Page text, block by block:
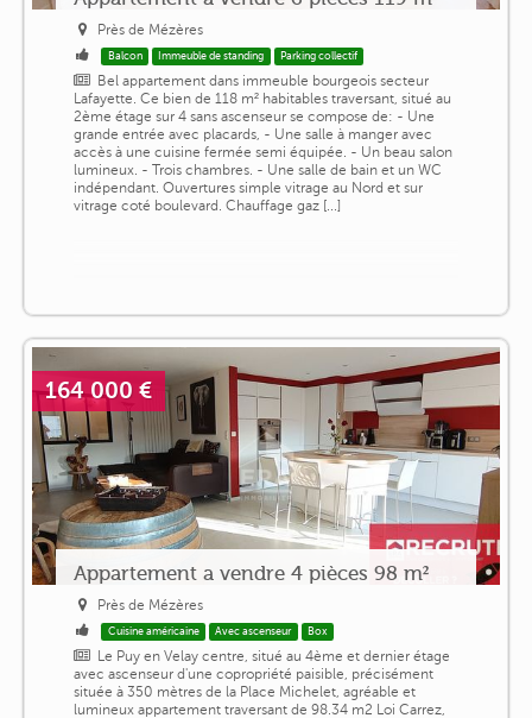
Près de Mézères
Balcon Immeuble de standing Parking collectif
Bel appartement dans immeuble bourgeois secteur
Lafayette. Ce bien de 118 m² habitables traversant, situé au
2ème étage sur 4 sans ascenseur se compose de: - Une
grande entrée avec placards, - Une salle à manger avec
accès à une cuisine fermée semi équipée. - Un beau salon
lumineux. - Trois chambres. - Une salle de bain et un WC
indépendant. Ouvertures simple vitrage au Nord et sur
vitrage coté boulevard. Chauffage gaz [...]
164 000 €
Appartement a vendre 4 pièces 98 m²
Près de Mézères
Cuisine américaine Avec ascenseur Box
Le Puy en Velay centre, situé au 4ème et dernier étage
avec ascenseur d'une copropriété paisible, précisément
située à 350 mètres de la Place Michelet, agréable et
lumineux appartement traversant de 98.34 m2 Loi Carrez,